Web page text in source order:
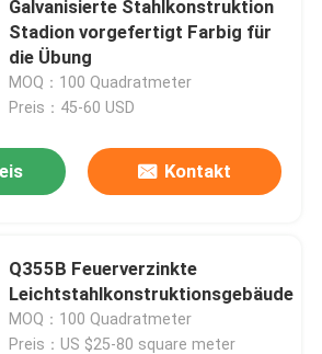
aus Stahl
Broiler
Galvanisierte Stahlkonstruktion
Stadion vorgefertigt Farbig für
die Übung
MOQ：100 Quadratmeter
Preis：45-60 USD
Kontakt
Q355B Feuerverzinkte
Leichtstahlkonstruktionsgebäude
MOQ：100 Quadratmeter
Preis：US $25-80 square meter